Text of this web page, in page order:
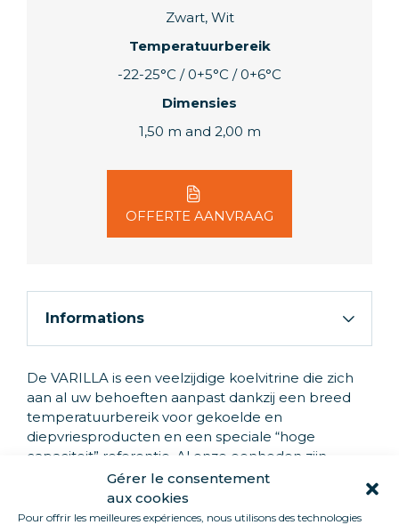
Gérer le consentement
aux cookies
Pour offrir les meilleures expériences, nous utilisons des technologies
Zwart, Wit
Temperatuurbereik
-22-25°C / 0+5°C / 0+6°C
Dimensies
1,50 m and 2,00 m
OFFERTE AANVRAAG
Informations
De VARILLA is een veelzijdige koelvitrine die zich
aan al uw behoeften aanpast dankzij een breed
temperatuurbereik voor gekoelde en
diepvriesproducten en een speciale “hoge
capaciteit” referentie. Al onze eenheden zijn
ondergebracht in groepen.